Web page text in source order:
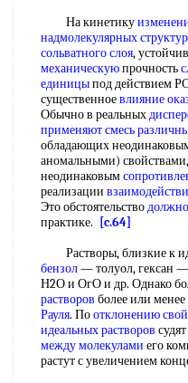
На кинетику
надмолекулярных структур
сольватного слоя,
механическуюпрочность
единицыпод действием
существенноевлияние
Обычно в реальных
применяют смесь
обладающих
аномальными)
неодинаковым
реализации
Это обстоятельство
практике.
[c.64]
Растворы, близкие к
бензол— толуол, гексан
Н2О и ОгО и др. Однако
растворов более или менее
Рауля. Поотклонению
идеальных растворов
между молекулами его
растут с увеличением